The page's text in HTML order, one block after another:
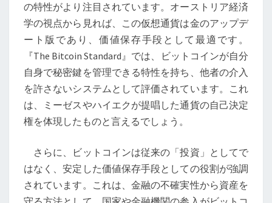
の
価
値
–
オ
ー
ス
ト
リ
ア
経
済
の特性がより注目されています。オーストリア経済
学の視点から見れば、この仮想通貨は金のアップデ
ート版であり、価値保存手段として最適です。
『The Bitcoin Standard』では、ビットコインが自分
自身で秘密鍵を管理できる特性を持ち、他者の介入
を許さないシステムとして評価されています。これ
は、ミーゼスやハイエクが提唱した通貨の自己決定
権を体現したものと言えるでしょう。
さらに、ビットコインは従来の「投資」としてで
はなく、安定した価値保存手段としての役割が強調
されています。これは、金融の不確実性から資産を